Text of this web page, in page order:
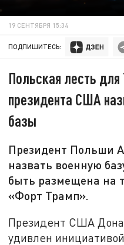
19 СЕНТЯБРЯ 15:34
ПОДПИШИТЕСЬ:
Польская лесть
президента США
базы
Президент Польши
назвать военную
быть размещена на
«Форт Трамп».
Президент США
удивлен